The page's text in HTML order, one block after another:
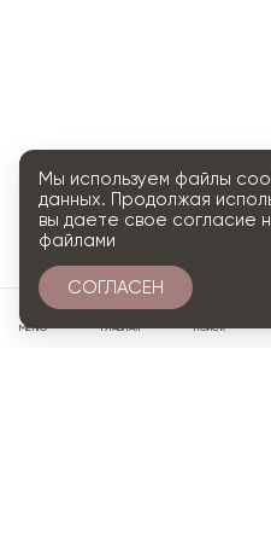
МЕНЮ ГЛАВНАЯ ПОИСК
Мы используем файлы
данных. Продолжая
вы даете свое согласие
файлами
СОГЛАСЕН